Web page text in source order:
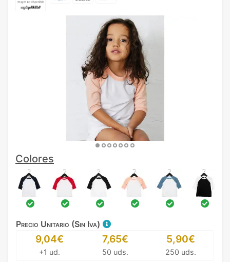
Colores
Precio Unitario (Sin Iva)
9,04€
+1 ud.
7,65€
50 uds.
5,90€
250 uds.